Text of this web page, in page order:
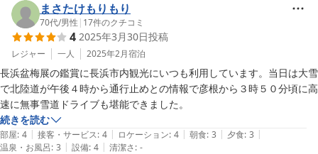
まさたけもりもり
70代/男性 | 17件のクチコミ
4 2025年3月30日投稿
レジャー 一人 2025年2月宿泊
長浜盆梅展の鑑賞に長浜市内観光にいつも利用しています。当日は大雪
で北陸道が午後４時から通行止めとの情報で彦根から３時５０分頃に高
速に無事雪道ドライブも堪能できました。
続きを読む
部屋: 4 | 接客・サービス: 4 | ロケーション: 4 | 朝食: 3 | 夕食: 3 |
温泉・お風呂: 3 | 設備: 4 | 清潔さ: -